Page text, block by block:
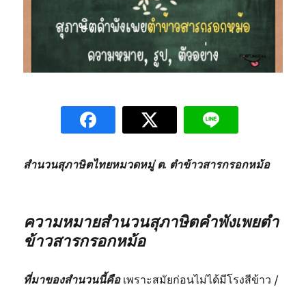
สำนวนสุภาษิตไทยหมวดหมู่ ต. ตำข้าวสารกรอกหม้อ
ความหมายสำนวนสุภาษิตคำพังเพยตำ
ข้าวสารกรอกหม้อ
ที่มาของสำนวนนี้คือเพราะสมัยก่อนไม่ได้มีโรงสีข้าว /